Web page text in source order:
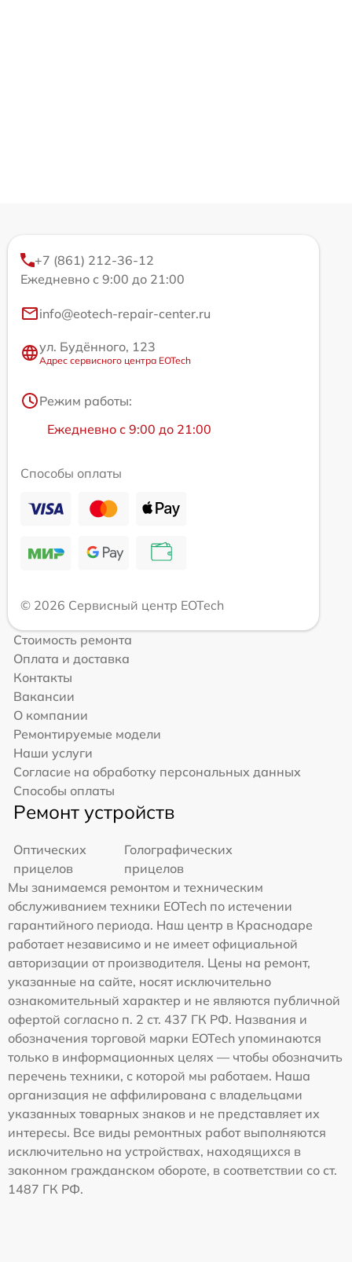
+7 (861) 212-36-12
Ежедневно с 9:00 до 21:00
info@eotech-repair-center.ru
ул. Будённого, 123
Адрес сервисного центра EOTech
Режим работы:
Ежедневно с 9:00 до 21:00
Способы оплаты
© 2026 Сервисный центр EOTech
Стоимость ремонта
Оплата и доставка
Контакты
Вакансии
О компании
Ремонтируемые модели
Наши услуги
Согласие на обработку персональных данных
Способы оплаты
Ремонт устройств
Оптических
прицелов
Голографических
прицелов
Мы занимаемся ремонтом и техническим
обслуживанием техники EOTech по истечении
гарантийного периода. Наш центр в Краснодаре
работает независимо и не имеет официальной
авторизации от производителя. Цены на ремонт,
указанные на сайте, носят исключительно
ознакомительный характер и не являются публичной
офертой согласно п. 2 ст. 437 ГК РФ. Названия и
обозначения торговой марки EOTech упоминаются
только в информационных целях — чтобы обозначить
перечень техники, с которой мы работаем. Наша
организация не аффилирована с владельцами
указанных товарных знаков и не представляет их
интересы. Все виды ремонтных работ выполняются
исключительно на устройствах, находящихся в
законном гражданском обороте, в соответствии со ст.
1487 ГК РФ.